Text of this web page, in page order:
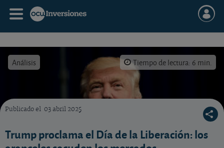
Análisis Tiempo de lectura: 6 min.
Trump cumple lo prometido y anuncia aranceles para el resto del mundo. ¿Qué
Publicado el 03 abril 2025
Trump proclama el Día de la Liberación: los